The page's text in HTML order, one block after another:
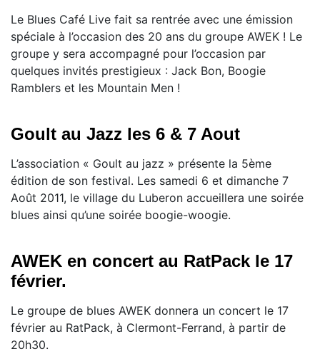
Le Blues Café Live fait sa rentrée avec une émission
spéciale à l’occasion des 20 ans du groupe AWEK ! Le
groupe y sera accompagné pour l’occasion par
quelques invités prestigieux : Jack Bon, Boogie
Ramblers et les Mountain Men !
Goult au Jazz les 6 & 7 Aout
L’association « Goult au jazz » présente la 5ème
édition de son festival. Les samedi 6 et dimanche 7
Août 2011, le village du Luberon accueillera une soirée
blues ainsi qu’une soirée boogie-woogie.
AWEK en concert au RatPack le 17
février.
Le groupe de blues AWEK donnera un concert le 17
février au RatPack, à Clermont-Ferrand, à partir de
20h30.